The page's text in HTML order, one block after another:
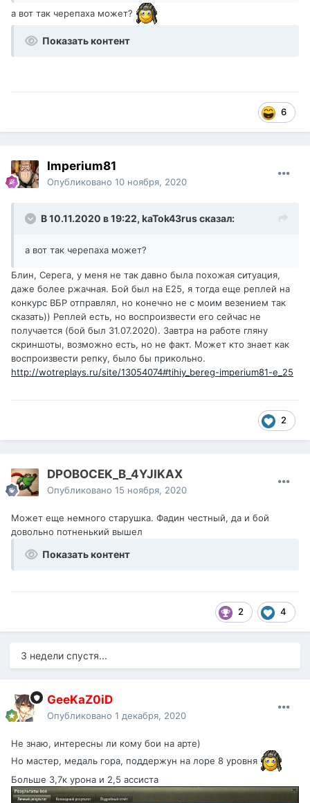
а вот так черепаха может?
Показать контент
6
Imperium81
Опубликовано 10 ноября, 2020
В 10.11.2020 в 19:22, kaTok43rusсказал:
а вот так черепаха может?
Блин, Серега, у меня не так давно была похожая ситуация,
даже более ржачная. Бой был на Е25, я тогда еще реплей на
конкурс ВБР отправлял, но конечно не с моим везением так
сказать)) Реплей есть, но воспроизвести его сейчас не
получается (бой был 31.07.2020). Завтра на работе гляну
скриншоты, возможно есть, но не факт. Может кто знает как
воспроизвести репку, было бы прикольно.
http://wotreplays.ru/site/13054074#tihiy_bereg-imperium81-e_25
2
DPOBOCEK_B_4YJIKAX
Опубликовано 15 ноября, 2020
Может еще немного старушка. Фадин честный, да и бой
довольно потненький вышел
Показать контент
2 4
3 недели спустя...
GeeKaZ0iD
Опубликовано 1 декабря, 2020
Не знаю, интересны ли кому бои на арте)
Но мастер, медаль гора, поддержун на лоре 8 уровня
Больше 3,7к урона и 2,5 ассиста